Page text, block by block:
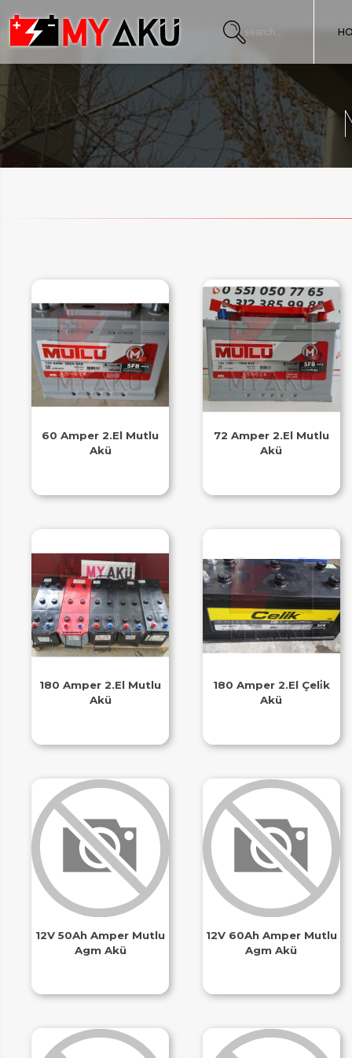
Warning: Undefined array key "HTTP_ACCEPT_LANGUAGE" in
60 Amper 2.El Mutlu
Akü
72 Amper 2.El Mutlu
Akü
180 Amper 2.El Mutlu
Akü
180 Amper 2.El Çeli̇k
Akü
12V 50Ah Amper Mutlu
Agm Akü
12V 60Ah Amper Mutlu
Agm Akü